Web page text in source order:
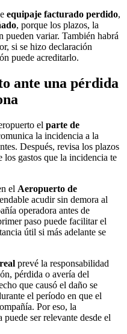
equipaje facturado perdido,
, porque los plazos, la
pueden variar. También habrá
si se hizo declaración
puede acreditarlo.
ante una pérdida
el parte de
la incidencia a la
Después, revisa los plazos
los gastos que la incidencia te
el Aeropuerto de
acudir sin demora al
operadora antes de
paso puede facilitar el
útil si más adelante se
prevé la responsabilidad
pérdida o avería del
que causó el daño se
el período en que el
Por eso, la
ser relevante desde el